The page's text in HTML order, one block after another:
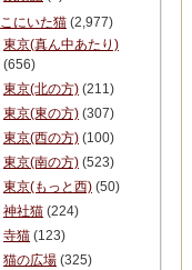
にいた猫 (2,977)
東京(真ん中あたり)
(656)
東京(北の方) (211)
東京(東の方) (307)
東京(西の方) (100)
東京(南の方) (523)
東京(もっと西) (50)
神社猫 (224)
寺猫 (123)
猫の広場 (325)